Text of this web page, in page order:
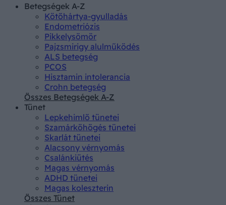
Betegségek A-Z
Kötőhártya-gyulladás
Endometriózis
Pikkelysömör
Pajzsmirigy alulműködés
ALS betegség
PCOS
Hisztamin intolerancia
Crohn betegség
Összes Betegségek A-Z
Tünet
Lepkehimlő tünetei
Szamárköhögés tünetei
Skarlát tünetei
Alacsony vérnyomás
Csalánkiütés
Magas vérnyomás
ADHD tünetei
Magas koleszterin
Összes Tünet